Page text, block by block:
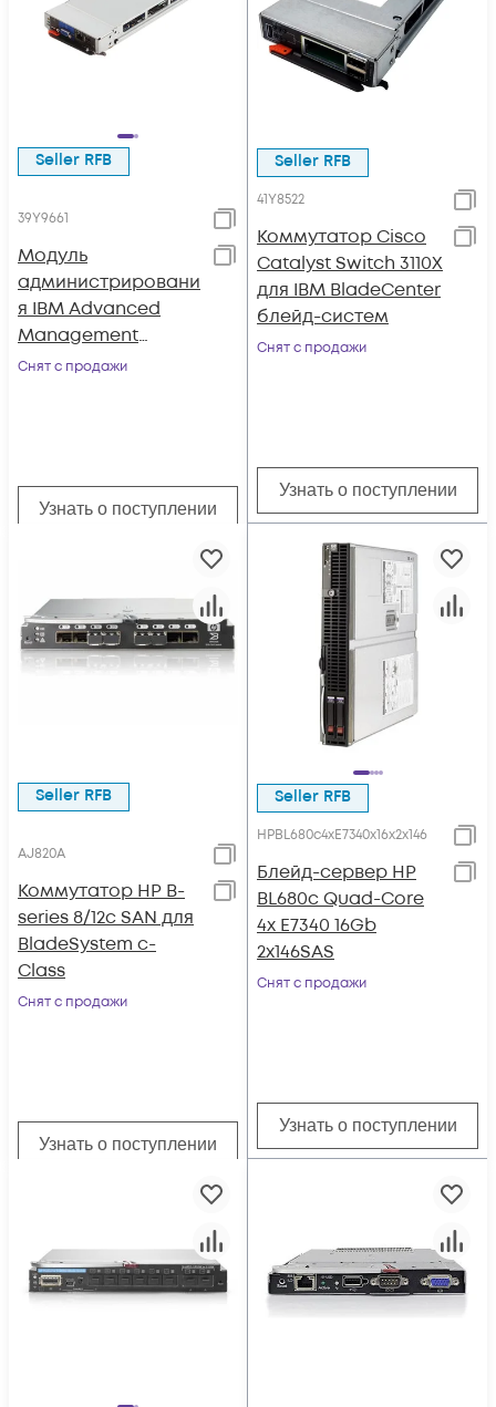
Seller RFB
39Y9661
Модуль
администрировани
я IBM Advanced
Management
Module
Снят с продажи
Узнать о поступлении
Seller RFB
41Y8522
Коммутатор Cisco
Catalyst Switch 3110X
для IBM BladeCenter
блейд-систем
Снят с продажи
Узнать о поступлении
Seller RFB
AJ820A
Коммутатор HP B-
series 8/12c SAN для
BladeSystem c-
Class
Снят с продажи
Узнать о поступлении
Seller RFB
HPBL680c4xE7340x16x2x146
Блейд-сервер HP
BL680c Quad-Core
4x E7340 16Gb
2x146SAS
Снят с продажи
Узнать о поступлении